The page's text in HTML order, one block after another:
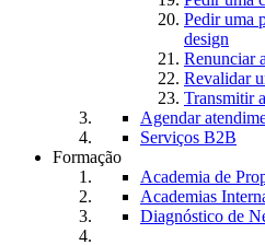
Pedir uma
design
Renunciar
Revalidar
Transmitir
Agendar
Serviços B2B
Formação
Academia de
Academias
Diagnóstico de